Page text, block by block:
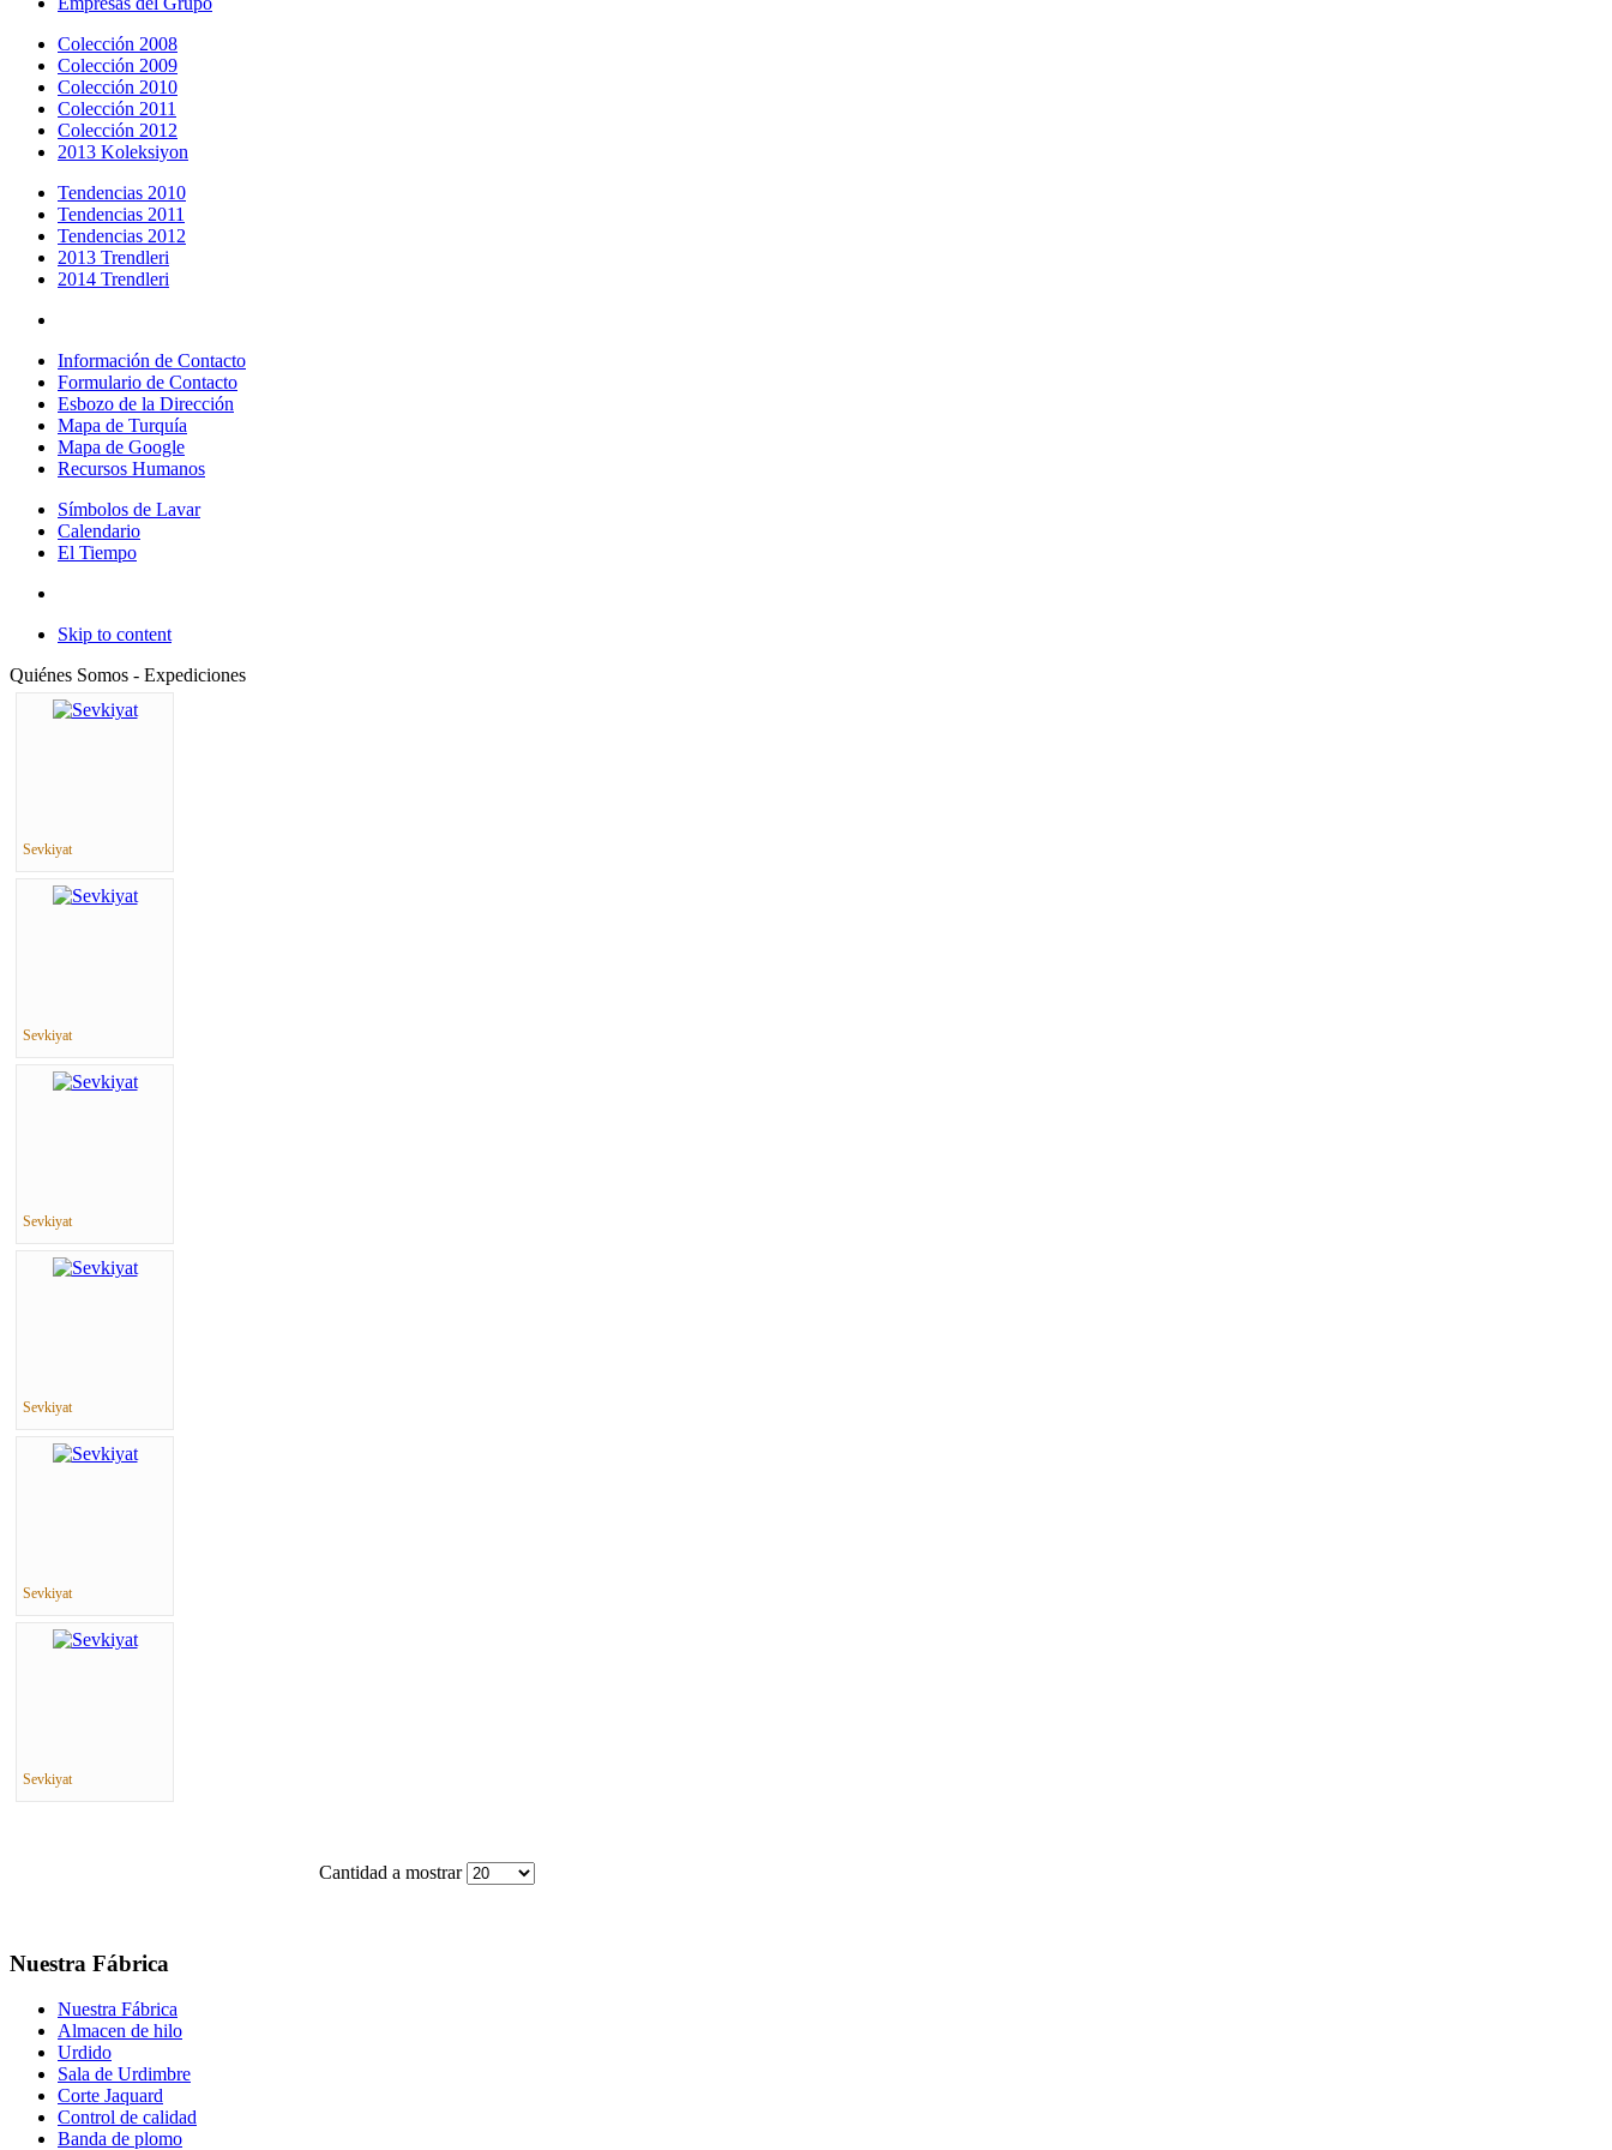
Colección 2008
Colección 2009
Colección 2010
Colección 2011
Colección 2012
2013 Koleksiyon
Tendencias 2010
Tendencias 2011
Tendencias 2012
2013 Trendleri
2014 Trendleri
Información de Contacto
Formulario de Contacto
Esbozo de la Dirección
Mapa de Turquía
Mapa de Google
Recursos Humanos
Símbolos de Lavar
Calendario
El Tiempo
Skip to content
Quiénes Somos - Expediciones
Sevkiyat
Sevkiyat
Sevkiyat
Sevkiyat
Sevkiyat
Sevkiyat
Cantidad a mostrar
Nuestra Fábrica
Nuestra Fábrica
Almacen de hilo
Urdido
Sala de Urdimbre
Corte Jaquard
Control de calidad
Banda de plomo